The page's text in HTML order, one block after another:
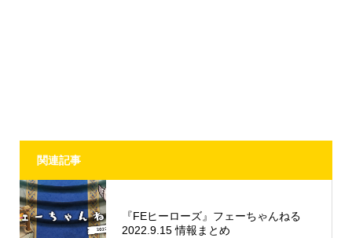
関連記事
『FEヒーローズ』フェーちゃんねる
2022.9.15 情報まとめ